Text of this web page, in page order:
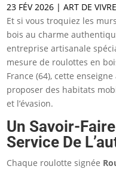
23 FÉV 2026 |ART DE
Et si vous troquiez les
bois au charme
entreprise artisanale
mesure de roulottes en
France (64), cette
proposer des habitats
et l’évasion.
Un Savoir-
Service De
Chaque roulotte signée